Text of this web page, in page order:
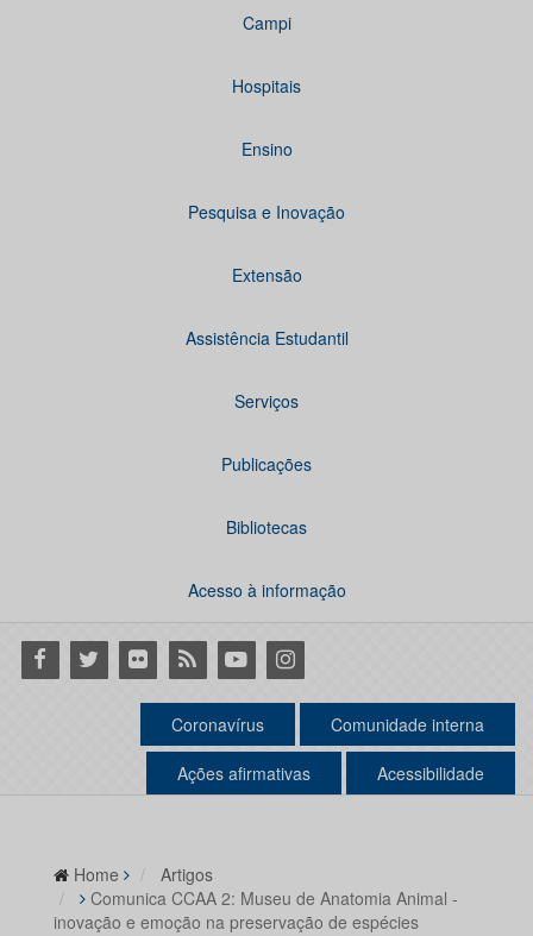
Campi
Hospitais
Ensino
Pesquisa e Inovação
Extensão
Assistência Estudantil
Serviços
Publicações
Bibliotecas
Acesso à informação
Facebook
Twitter Flickr RSS YoutubeInstagram
Coronavírus Comunidade interna
Ações afirmativas Acessibilidade
Home
Artigos
Comunica CCAA 2: Museu de Anatomia Animal -
inovação e emoção na preservação de espécies